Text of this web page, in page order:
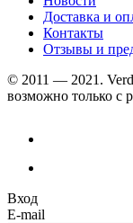
Доставка и
Контакты
Отзывы и
© 2011 — 2021.
возможно только с
Вход
E-mail